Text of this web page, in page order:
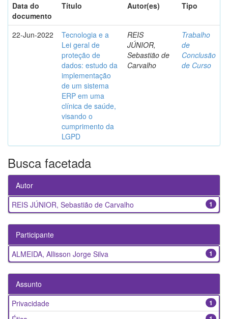
Data do
documento
Título Autor(es) Tipo
22-Jun-2022
Tecnologia e a
Lei geral de
proteção de
dados: estudo da
implementação
de um sistema
ERP em uma
clínica de saúde,
visando o
cumprimento da
LGPD
REIS
JÚNIOR,
Sebastião de
Carvalho
Trabalho
de
Conclusão
de Curso
Busca facetada
Autor
1
REIS JÚNIOR, Sebastião de Carvalho
Participante
1
ALMEIDA, Allisson Jorge Silva
Assunto
1
Privacidade